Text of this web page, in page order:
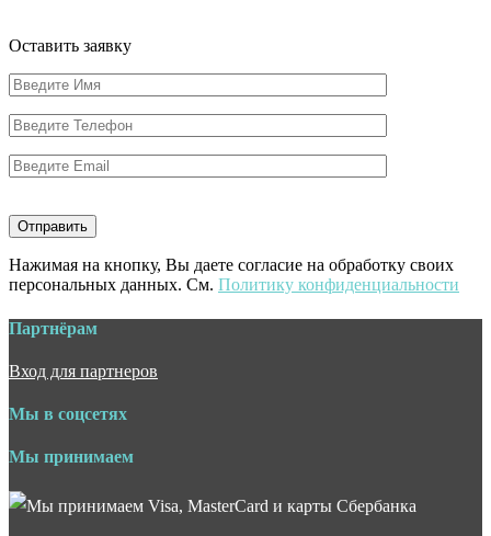
Оставить заявку
Нажимая на кнопку, Вы даете согласие на обработку своих
персональных данных. См. Политику конфиденциальности
Партнёрам
Вход для партнеров
Мы в соцсетях
Мы принимаем